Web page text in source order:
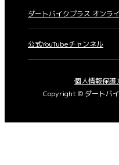
ダートバイクプラス オンラ
公式YouTubeチャンネル
Copyright © ダートバ
個人情報保護